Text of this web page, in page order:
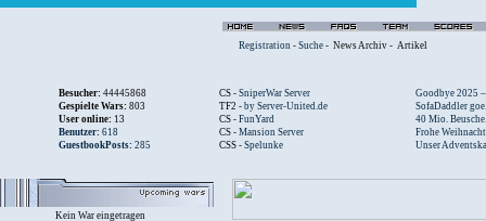
Registration - Suche - News Archiv - Artikel
Besucher: 44445868 CS - SniperWar Server
Goodbye 2025 –
Gespielte Wars: 803 TF2 - by Server-United.de
SofaDaddler
User online: 13 CS - FunYard
40 Mio.
Benutzer: 618 CS - Mansion Server
Frohe
GuestbookPosts: 285 CSS - Spelunke Unser
Kein War eingetragen